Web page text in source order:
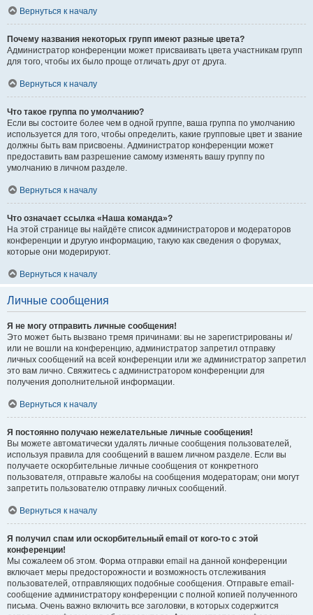
Вернуться к началу
Почему названия некоторых групп имеют разные цвета?
Администратор конференции может присваивать цвета участникам групп
для того, чтобы их было проще отличать друг от друга.
Вернуться к началу
Что такое группа по умолчанию?
Если вы состоите более чем в одной группе, ваша группа по умолчанию
используется для того, чтобы определить, какие групповые цвет и звание
должны быть вам присвоены. Администратор конференции может
предоставить вам разрешение самому изменять вашу группу по
умолчанию в личном разделе.
Вернуться к началу
Что означает ссылка «Наша команда»?
На этой странице вы найдёте список администраторов и модераторов
конференции и другую информацию, такую как сведения о форумах,
которые они модерируют.
Вернуться к началу
Личные сообщения
Я не могу отправить личные сообщения!
Это может быть вызвано тремя причинами: вы не зарегистрированы и/
или не вошли на конференцию, администратор запретил отправку
личных сообщений на всей конференции или же администратор запретил
это вам лично. Свяжитесь с администратором конференции для
получения дополнительной информации.
Вернуться к началу
Я постоянно получаю нежелательные личные сообщения!
Вы можете автоматически удалять личные сообщения пользователей,
используя правила для сообщений в вашем личном разделе. Если вы
получаете оскорбительные личные сообщения от конкретного
пользователя, отправьте жалобы на сообщения модераторам; они могут
запретить пользователю отправку личных сообщений.
Вернуться к началу
Я получил спам или оскорбительный email от кого-то с этой
конференции!
Мы сожалеем об этом. Форма отправки email на данной конференции
включает меры предосторожности и возможность отслеживания
пользователей, отправляющих подобные сообщения. Отправьте email-
сообщение администратору конференции с полной копией полученного
письма. Очень важно включить все заголовки, в которых содержится